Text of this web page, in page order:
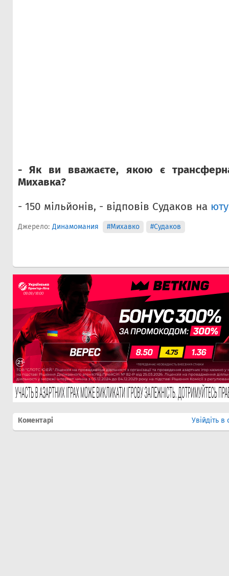
- Як ви вважаєте, якою є трансферна
Михавка?
- 150 мільйонів, - відповів Судаков на
Джерело: Динамомания #Михавко #Судаков
Коментарі Увійдіть в